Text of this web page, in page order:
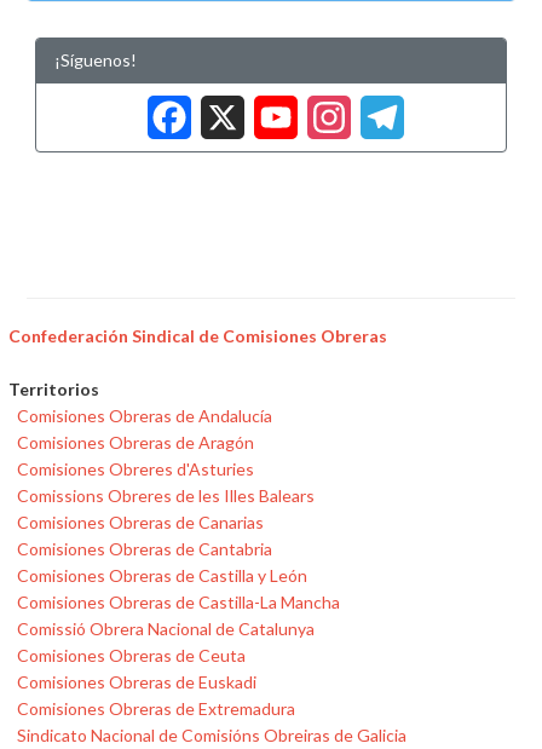
¡Síguenos!
Facebook
X
Confederación Sindical de Comisiones Obreras
Territorios
Comisiones Obreras de Andalucía
Comisiones Obreras de Aragón
Comisiones Obreres d'Asturies
Comissions Obreres de les Illes Balears
Comisiones Obreras de Canarias
Comisiones Obreras de Cantabria
Comisiones Obreras de Castilla y León
Comisiones Obreras de Castilla-La Mancha
Comissió Obrera Nacional de Catalunya
Comisiones Obreras de Ceuta
Comisiones Obreras de Euskadi
Comisiones Obreras de Extremadura
Sindicato Nacional de Comisións Obreiras de Galicia